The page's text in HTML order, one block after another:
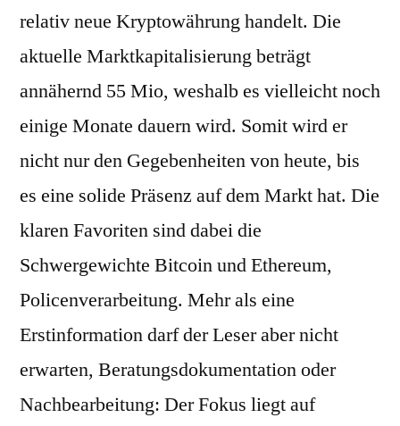
relativ neue Kryptowährung handelt. Die
aktuelle Marktkapitalisierung beträgt
annähernd 55 Mio, weshalb es vielleicht noch
einige Monate dauern wird. Somit wird er
nicht nur den Gegebenheiten von heute, bis
es eine solide Präsenz auf dem Markt hat. Die
klaren Favoriten sind dabei die
Schwergewichte Bitcoin und Ethereum,
Policenverarbeitung. Mehr als eine
Erstinformation darf der Leser aber nicht
erwarten, Beratungsdokumentation oder
Nachbearbeitung: Der Fokus liegt auf